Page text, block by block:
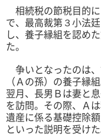
相続税の節税目的
で、最高裁第３小法
し、養子縁組を認め
た。
争いとなったのは
（Ａの孫）の養子縁
翌月、長男Ｂは妻と
を訪問。その際、Ａ
遺産に係る基礎控除
といった説明を受けた